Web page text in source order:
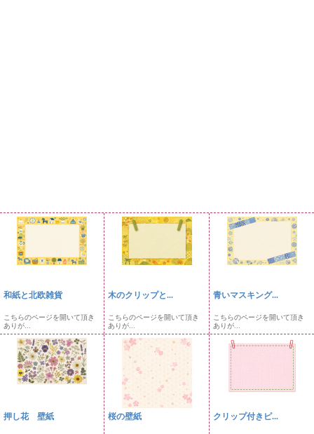
和紙と北欧雑貨
こちらのページを開いて頂き
ありが...
木のクリップと...
こちらのページを開いて頂き
ありが...
青いマスキング...
こちらのページを開いて頂き
ありが...
押し花 壁紙 桜の壁紙 クリップ付きピ...